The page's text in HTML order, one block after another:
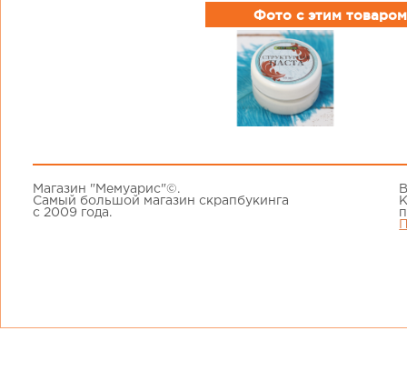
Фото с этим товаром
Магазин "Мемуарис"©.
Самый большой магазин скрапбукинга
с 2009 года.